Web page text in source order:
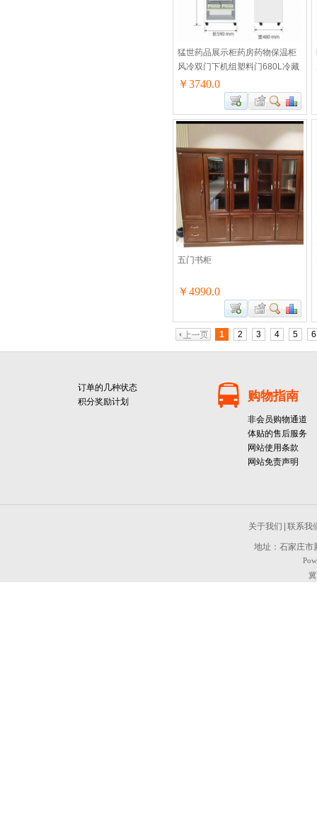
猛世药品展示柜药房药物保温柜
风冷双门下机组塑料门680L冷藏
药品阴凉柜MS-SF680L
￥3740.0
五门书柜
￥4990.0
1 2 3 4 5 6
订单的几种状态
积分奖励计划
购物指南
非会员购物通道
体贴的售后服务
网站使用条款
网站免责声明
关于我们 联系我
地址：石家庄市